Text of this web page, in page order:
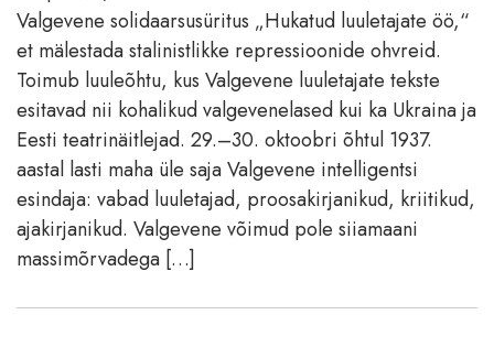
Valgevene solidaarsusüritus „Hukatud luuletajate öö,“
et mälestada stalinistlikke repressioonide ohvreid.
Toimub luuleõhtu, kus Valgevene luuletajate tekste
esitavad nii kohalikud valgevenelased kui ka Ukraina ja
Eesti teatrinäitlejad. 29.–30. oktoobri õhtul 1937.
aastal lasti maha üle saja Valgevene intelligentsi
esindaja: vabad luuletajad, proosakirjanikud, kriitikud,
ajakirjanikud. Valgevene võimud pole siiamaani
massimõrvadega […]